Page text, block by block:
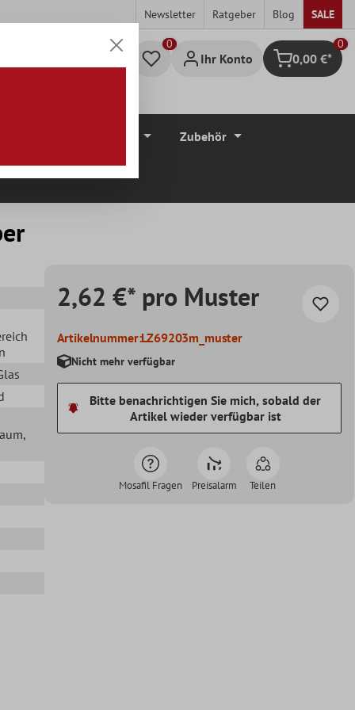
Newsletter Ratgeber Blog SALE
Ihr Konto Warenkorb
0
0,00 €*
Zubehör
,
2,62 €* pro Muster
Artikelnummer:LZ69203m_muster
Nicht mehr verfügbar
Bitte benachrichtigen Sie mich, sobald der
Artikel wieder verfügbar ist
Mosafil Fragen Preisalarm Teilen